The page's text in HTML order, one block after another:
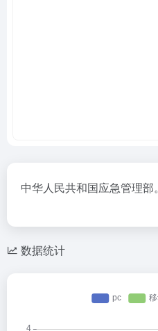
中华人民共和国应急管理部。
数据统计